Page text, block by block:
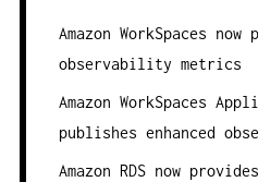
Amazon WorkSpaces
observability metrics
Amazon WorkSpaces
publishes enhanced
Amazon RDS now